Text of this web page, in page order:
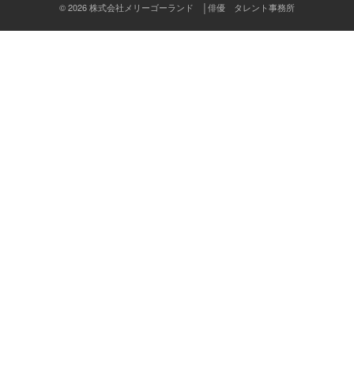
ン
© 2026 株式会社メリーゴーランド │俳優 タレント事務所